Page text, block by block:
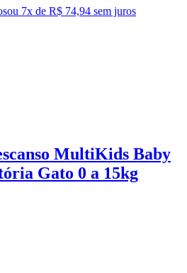
ou 7x de R$ 74,94 sem juros
MultiKids Baby
Gato 0 a 15kg